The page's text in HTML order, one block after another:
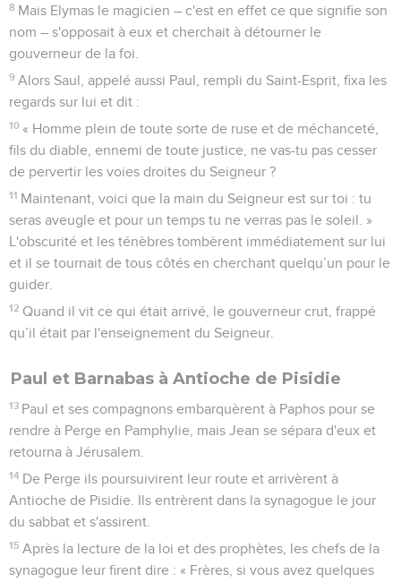
8 Mais Elymas le magicien – c'est en effet ce que signifie son
nom – s'opposait à eux et cherchait à détourner le
gouverneur de la foi.
9 Alors Saul, appelé aussi Paul, rempli du Saint-Esprit, fixa les
regards sur lui et dit :
10 « Homme plein de toute sorte de ruse et de méchanceté,
fils du diable, ennemi de toute justice, ne vas-tu pas cesser
de pervertir les voies droites du Seigneur ?
11 Maintenant, voici que la main du Seigneur est sur toi : tu
seras aveugle et pour un temps tu ne verras pas le soleil. »
L'obscurité et les ténèbres tombèrent immédiatement sur lui
et il se tournait de tous côtés en cherchant quelqu’un pour le
guider.
12 Quand il vit ce qui était arrivé, le gouverneur crut, frappé
qu’il était par l'enseignement du Seigneur.
Paul et Barnabas à Antioche de Pisidie
13 Paul et ses compagnons embarquèrent à Paphos pour se
rendre à Perge en Pamphylie, mais Jean se sépara d'eux et
retourna à Jérusalem.
14 De Perge ils poursuivirent leur route et arrivèrent à
Antioche de Pisidie. Ils entrèrent dans la synagogue le jour
du sabbat et s'assirent.
15 Après la lecture de la loi et des prophètes, les chefs de la
synagogue leur firent dire : « Frères, si vous avez quelques